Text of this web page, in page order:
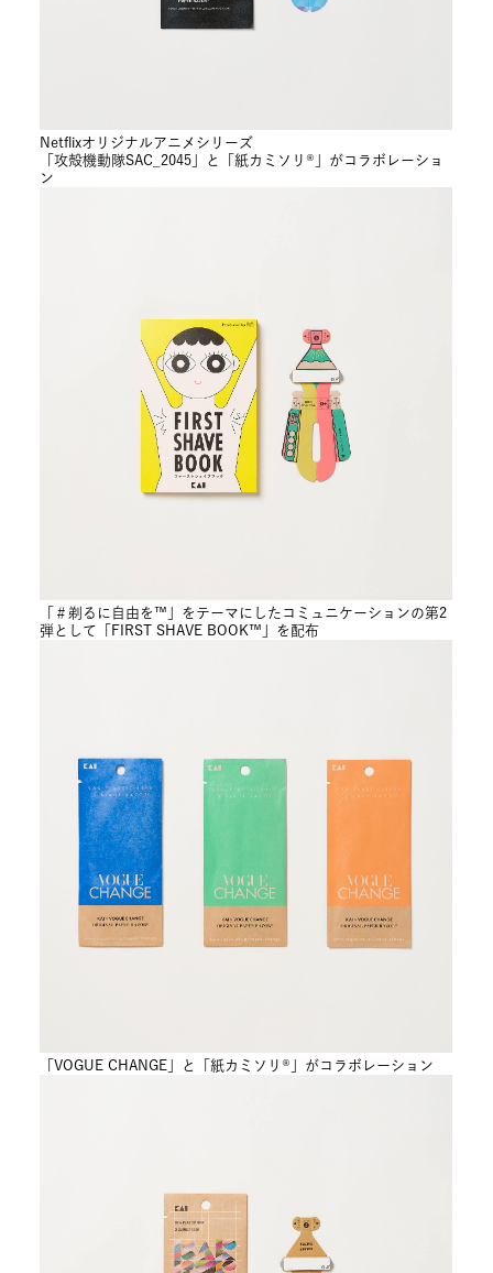
Netflixオリジナルアニメシリーズ
「攻殻機動隊SAC_2045」と「紙カミソリ®」がコラボレーショ
ン
「＃剃るに自由を™」をテーマにしたコミュニケーションの第2
弾として「FIRST SHAVE BOOK™」を配布
「VOGUE CHANGE」と「紙カミソリ®」がコラボレーション